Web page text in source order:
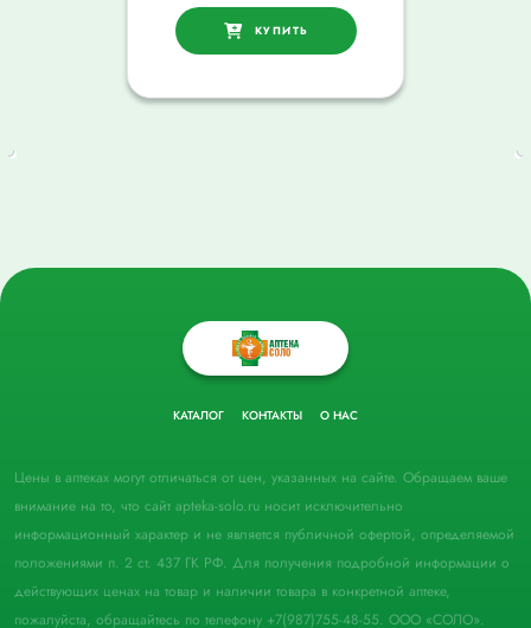
КУПИТЬ
КАТАЛОГ КОНТАКТЫ О НАС
Цены в аптеках могут отличаться от цен, указанных на сайте. Обращаем ваше
внимание на то, что сайт apteka-solo.ru носит исключительно
информационный характер и не является публичной офертой, определяемой
положениями п. 2 ст. 437 ГК РФ. Для получения подробной информации о
действующих ценах на товар и наличии товара в конкретной аптеке,
пожалуйста, обращайтесь по телефону +7(987)755-48-55. ООО «СОЛО».